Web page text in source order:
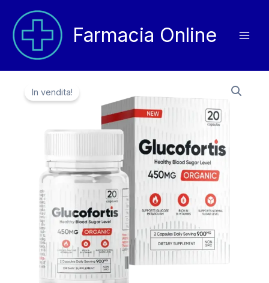
contenuto
Farmacia Online
In vendita!